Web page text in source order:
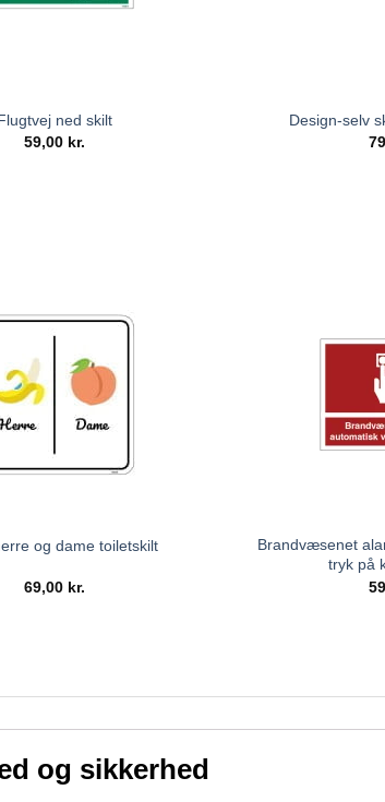
ned skilt
59,00 kr.
Design-selv
og dame toiletskilt
69,00 kr.
Brandvæsenet
tryk på
og sikkerhed